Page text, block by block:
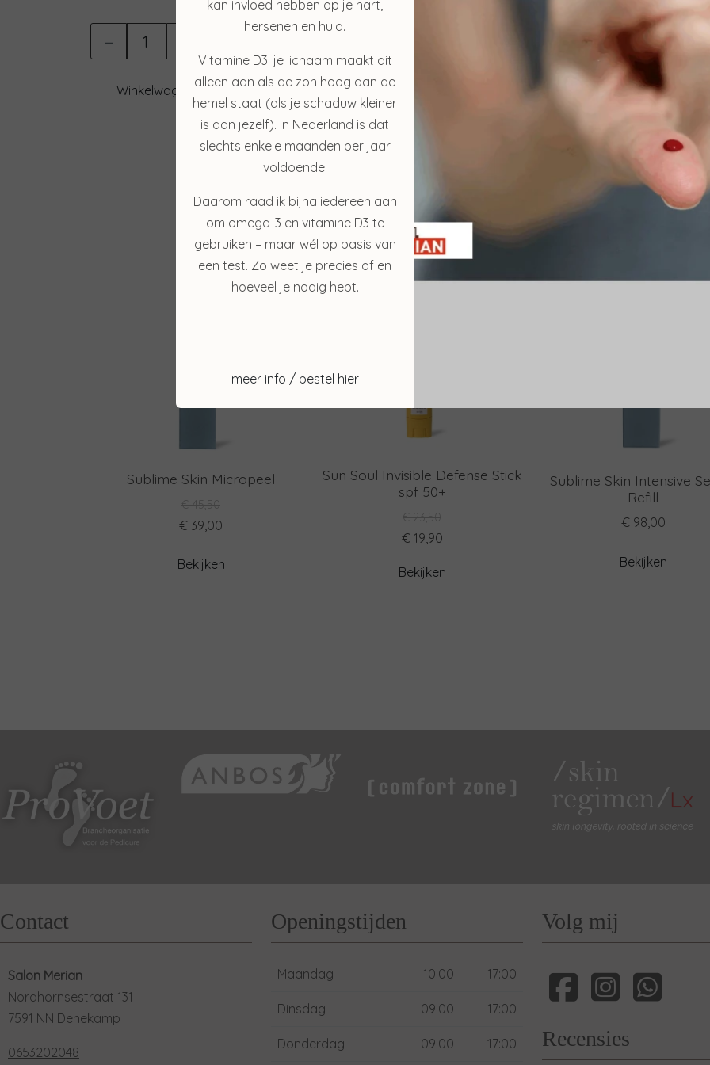
-
Winkelwagen
Gerelateerde
Sublime Skin Micropeel
€ 45,50
€ 39,00
Bekijken
Sun Soul Invisible Defense Stick
spf 50+
€ 23,50
€ 19,90
Bekijken
Sublime Skin Intensive
Refill
€ 98,00
Bekijken
Contact
Salon Merian
Nordhornsestraat 131
7591 NN Denekamp
0653202048
Openingstijden
Maandag 10:00 17:00
Dinsdag 09:00 17:00
Donderdag 09:00 17:00
Volg mij
Recensies
kan invloed hebben op je hart,
hersenen en huid.
Vitamine D3: je lichaam maakt dit
alleen aan als de zon hoog aan de
hemel staat (als je schaduw kleiner
is dan jezelf). In Nederland is dat
slechts enkele maanden per jaar
voldoende.
Daarom raad ik bijna iedereen aan
om omega-3 en vitamine D3 te
gebruiken – maar wél op basis van
een test. Zo weet je precies of en
hoeveel je nodig hebt.
meer info / bestel hier